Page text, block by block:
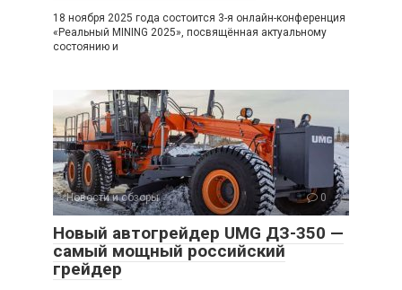
18 ноября 2025 года состоится 3-я онлайн-конференция
«Реальный MINING 2025», посвящённая актуальному
состоянию и
Новости и обзоры 0
Новый автогрейдер UMG ДЗ-350 —
самый мощный российский
грейдер